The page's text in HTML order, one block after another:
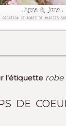
l'étiquette robe
DE